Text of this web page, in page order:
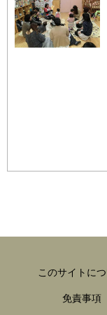
このサイトに
免責事項